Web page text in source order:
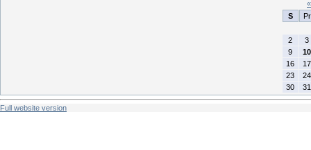
«
S
Pr
2
3
9
10
16
17
23
24
30
31
Full website version